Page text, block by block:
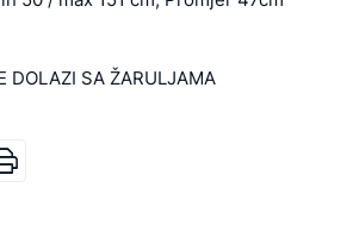
DOLAZI SA ŽARULJAMA